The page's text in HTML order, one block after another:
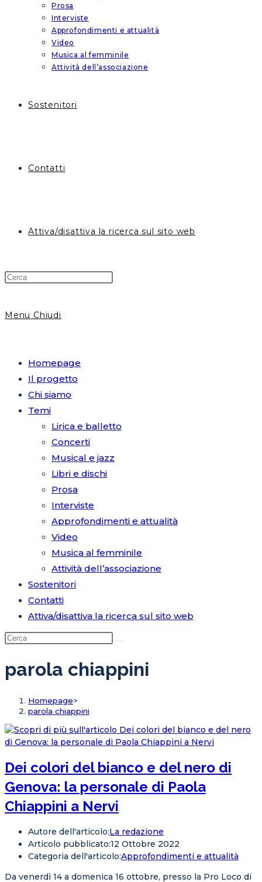
Prosa
Interviste
Approfondimenti e attualità
Video
Musica al femminile
Attività dell’associazione
Sostenitori
Contatti
Attiva/disattiva la ricerca sul sito web
Menu Chiudi
Homepage
Il progetto
Chi siamo
Temi
Lirica e balletto
Concerti
Musical e jazz
Libri e dischi
Prosa
Interviste
Approfondimenti e attualità
Video
Musica al femminile
Attività dell’associazione
Sostenitori
Contatti
Attiva/disattiva la ricerca sul sito web
parola chiappini
Homepage>
parola chiappini
Dei colori del bianco e del nero di
Genova: la personale di Paola
Chiappini a Nervi
Autore dell'articolo:La redazione
Articolo pubblicato:12 Ottobre 2022
Categoria dell'articolo:Approfondimenti e attualità
Da venerdì 14 a domenica 16 ottobre, presso la Pro Loco di